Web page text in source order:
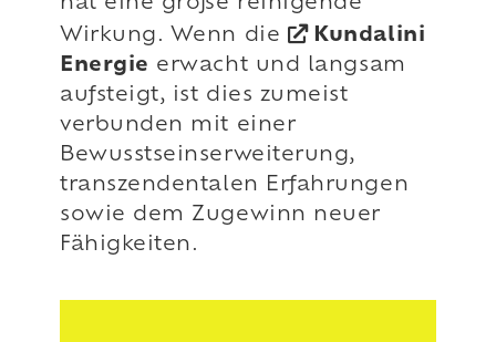
Wirkung. Wenn die
Kundalini
Energie erwacht und langsam
aufsteigt, ist dies zumeist
verbunden mit einer
Bewusstseinserweiterung,
transzendentalen Erfahrungen
sowie dem Zugewinn neuer
Fähigkeiten.